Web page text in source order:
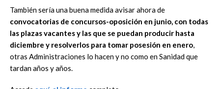
También sería una buena medida avisar ahora de
convocatorias de concursos-oposición en junio, con todas
las plazas vacantes y las que se puedan producir hasta
diciembre y resolverlos para tomar posesión en enero,
otras Administraciones lo hacen y no como en Sanidad que
tardan años y años.